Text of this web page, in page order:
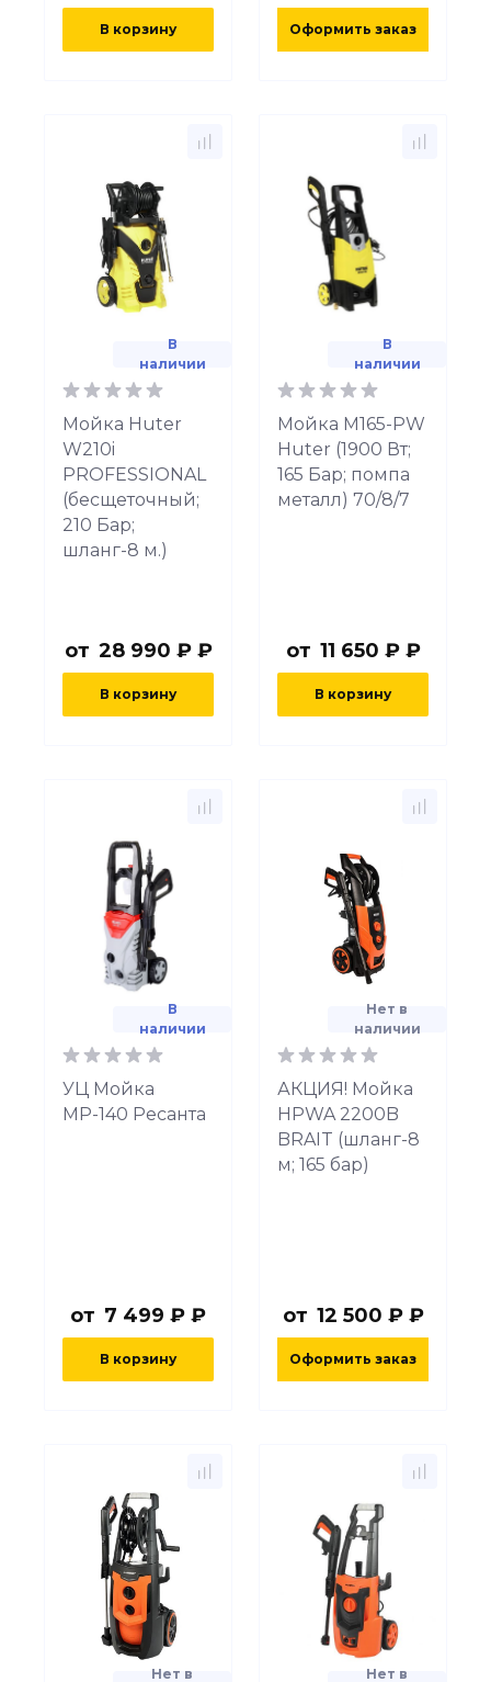
В корзину Оформить заказ
В
наличии
Мойка Huter
W210i
PROFESSIONAL
(бесщеточный;
210 Бар;
шланг-8 м.)
от 28 990 ₽ ₽
В корзину
В
наличии
Мойка M165-PW
Huter (1900 Вт;
165 Бар; помпа
металл) 70/8/7
от 11 650 ₽ ₽
В корзину
В
наличии
УЦ Мойка
МР-140 Ресанта
от 7 499 ₽ ₽
В корзину
Нет в
наличии
АКЦИЯ! Мойка
HPWA 2200B
BRAIT (шланг-8
м; 165 бар)
от 12 500 ₽ ₽
Оформить заказ
Нет в Нет в